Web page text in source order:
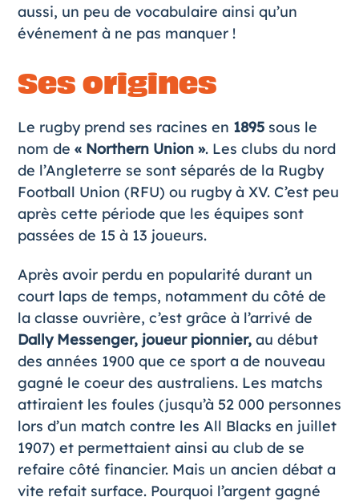
aussi, un peu de vocabulaire ainsi qu’un
événement à ne pas manquer !
Ses origines
Le rugby prend ses racines en 1895sous le
nom de « Northern Union ». Les clubs du nord
de l’Angleterre se sont séparés de la Rugby
Football Union (RFU) ou rugby à XV. C’est peu
après cette période que les équipes sont
passées de 15 à 13 joueurs.
Après avoir perdu en popularité durant un
court laps de temps, notamment du côté de
la classe ouvrière, c’est grâce à l’arrivé de
Dally Messenger, joueur pionnier,au début
des années 1900 que ce sport a de nouveau
gagné le coeur des australiens. Les matchs
attiraient les foules (jusqu’à 52 000 personnes
lors d’un match contre les All Blacks en juillet
1907) et permettaient ainsi au club de se
refaire côté financier. Mais un ancien débat a
vite refait surface. Pourquoi l’argent gagné